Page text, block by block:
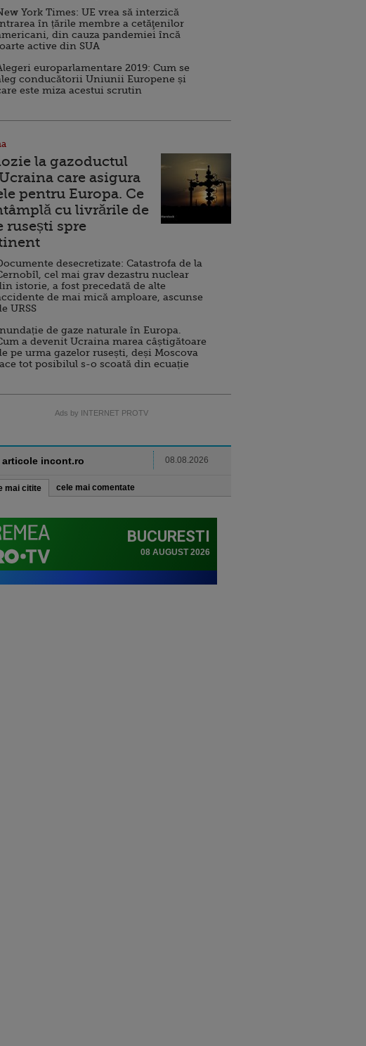
York Times: UE vrea să interzică
în țările membre a cetăţenilor
din cauza pandemiei încă
active din SUA
europarlamentare 2019: Cum se
conducătorii Uniunii Europene și
este miza acestui scrutin
la gazoductul
care asigura
pentru Europa. Ce
cu livrările de
rusești spre
desecretizate: Catastrofa de la
cel mai grav dezastru nuclear
istorie, a fost precedată de alte
de mai mică amploare, ascunse
URSS
de gaze naturale în Europa.
a devenit Ucraina marea câștigătoare
pe urma gazelor rusești, deși Moscova
tot posibilul s-o scoată din ecuație
Ads by INTERNET PROTV
articole incont.ro 08.08.2026
mai citite cele mai comentate